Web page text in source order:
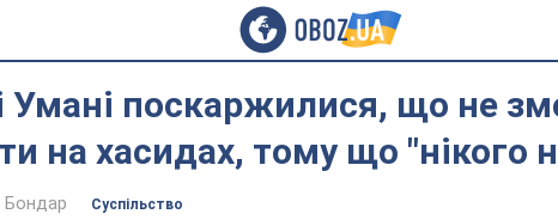
Умані поскаржилися, що не
на хасидах, тому що "нікого
Бондар
Суспільство